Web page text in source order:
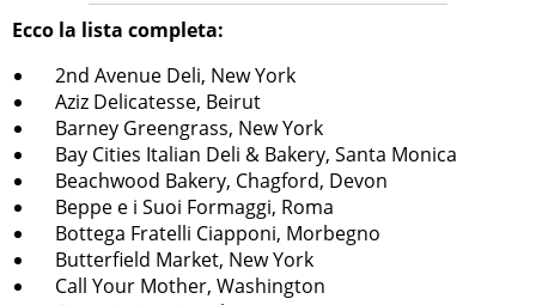
Ecco la lista completa:
2nd Avenue Deli, New York
Aziz Delicatesse, Beirut
Barney Greengrass, New York
Bay Cities Italian Deli & Bakery, Santa Monica
Beachwood Bakery, Chagford, Devon
Beppe e i Suoi Formaggi, Roma
Bottega Fratelli Ciapponi, Morbegno
Butterfield Market, New York
Call Your Mother, Washington